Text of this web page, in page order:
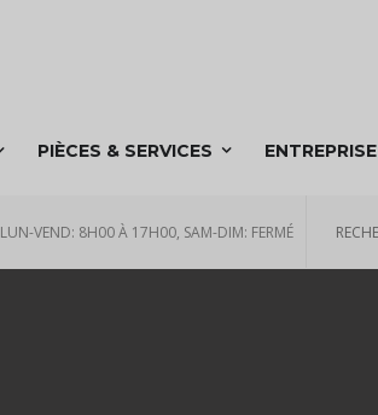
PIÈCES & SERVICES ENTREPRISE
LUN-VEND: 8H00 À 17H00, SAM-DIM: FERMÉ